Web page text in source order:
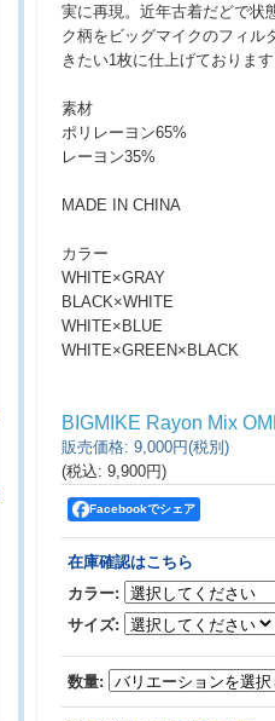
実に再現。近年古着だどで状
ク柄をビッグマイクのフィル
きたい1枚に仕上げておりま
素材
ポリレーヨン65%
レーヨン35%
MADE IN CHINA
カラー
WHITE×GRAY
BLACK×WHITE
WHITE×BLUE
WHITE×GREEN×BLACK
BIGMIKE Rayon Mix
販売価格: 9,000円(税別)
(税込: 9,900円)
Facebookでシェア
在庫確認はこちら
カラー:
サイズ:
数量: